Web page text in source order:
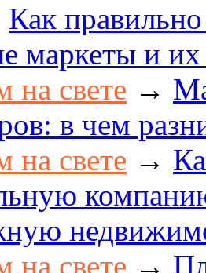
Как
маркеты и
на свете →
в чем
на свете →
на свете →